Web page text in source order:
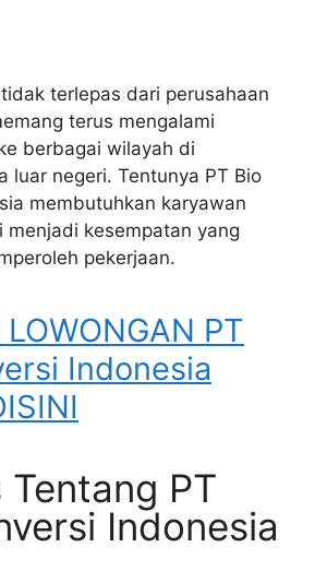
terlepas dari perusahaan
terus mengalami
berbagai wilayah di
luar negeri. Tentunya PT Bio
membutuhkan karyawan
menjadi kesempatan yang
pekerjaan.
LOWONGAN PT
Indonesia
Tentang PT
Indonesia